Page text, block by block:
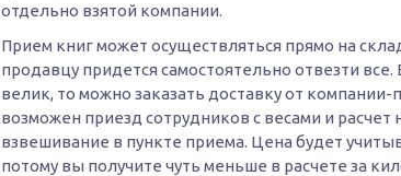
отдельно взятой компании.
Прием книг может осуществляться прямо на
продавцу придется самостоятельно отвезти
велик, то можно заказать доставку от
возможен приезд сотрудников с весами и расчет
взвешивание в пункте приема. Цена будет
потому вы получите чуть меньше в расчете за